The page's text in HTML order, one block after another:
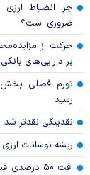
چرا انضباط
ضروری است؟
حرکت از
بر دارایی‌های بانکی
رسید
نقدینگی نقدتر شد
ریشه نوسانات
افت ۵۰